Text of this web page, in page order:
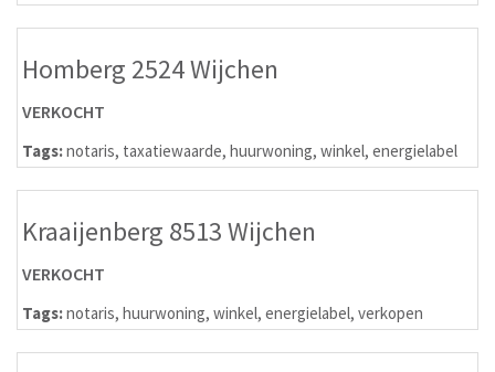
Homberg 2524 Wijchen
VERKOCHT
Tags:notaris, taxatiewaarde, huurwoning, winkel, energielabel
Kraaijenberg 8513 Wijchen
VERKOCHT
Tags:notaris, huurwoning, winkel, energielabel, verkopen